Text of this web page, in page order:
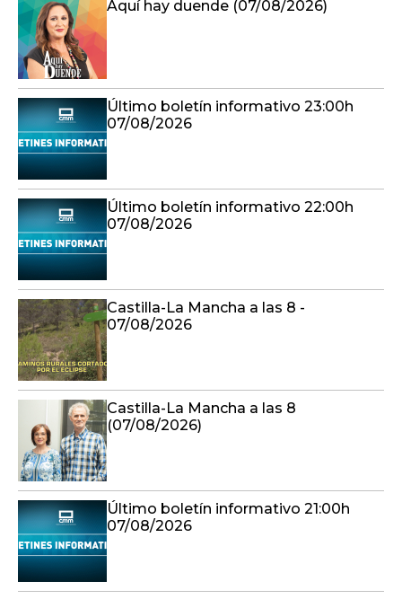
Aquí hay duende (07/08/2026)
Último boletín informativo 23:00h
07/08/2026
Último boletín informativo 22:00h
07/08/2026
Castilla-La Mancha a las 8 -
07/08/2026
Castilla-La Mancha a las 8
(07/08/2026)
Último boletín informativo 21:00h
07/08/2026